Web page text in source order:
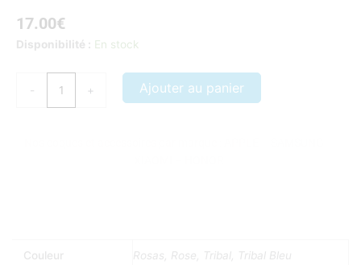
17.00€
Disponibilité : En stock
-
quantité
+ Ajouter au panier
Couleur Rosas, Rose, Tribal, Tribal Bleu